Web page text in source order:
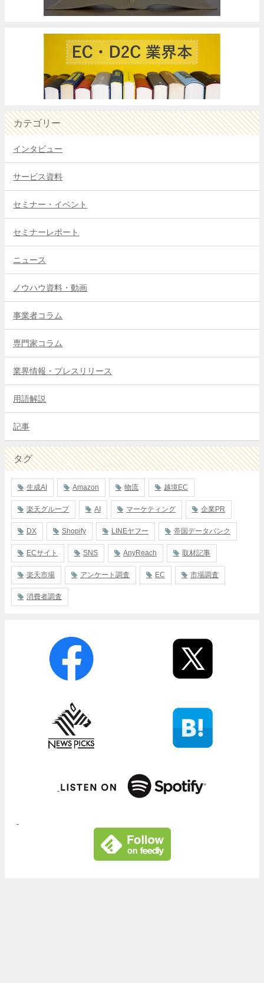
カテゴリー
インタビュー
サービス資料
セミナー・イベント
セミナーレポート
ニュース
ノウハウ資料・動画
事業者コラム
専門家コラム
業界情報・プレスリリース
用語解説
記事
タグ
生成AI Amazon 物流 越境EC
楽天グループ AI マーケティング 企業PR
DX Shopify LINEヤフー 帝国データバンク
ECサイト SNS AnyReach 取材記事
楽天市場 アンケート調査 EC 市場調査
消費者調査